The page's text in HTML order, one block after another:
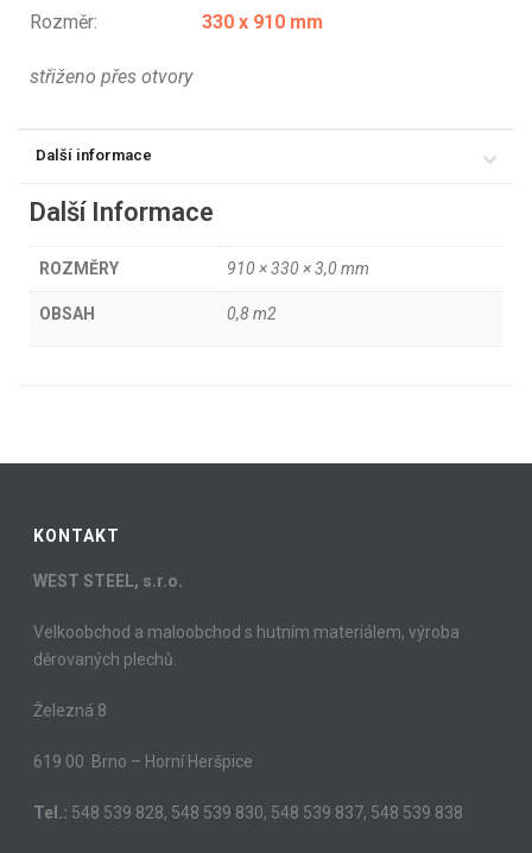
Rozměr: 330 x 910 mm
střiženo přes otvory
Další informace
Další Informace
ROZMĚRY 910 × 330 × 3,0 mm
OBSAH 0,8 m2
KONTAKT
WEST STEEL, s.r.o.
Velkoobchod a maloobchod s hutním materiálem, výroba
děrovaných plechů.
Železná 8
619 00 Brno – Horní Heršpice
Tel.: 548 539 828, 548 539 830, 548 539 837, 548 539 838